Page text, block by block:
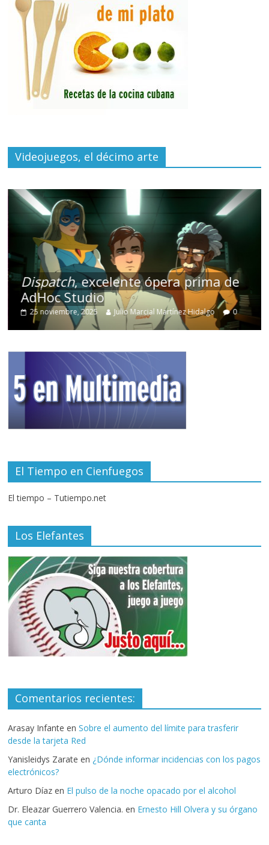
Videojuegos, el décimo arte
Dispatch, excelente ópera prima de
AdHoc Studio
25 noviembre, 2025 Julio Marcial Martínez Hidalgo 0
El Tiempo en Cienfuegos
El tiempo – Tutiempo.net
Los Elefantes
Comentarios recientes:
Arasay Infante enSobre el aumento del límite para trasferir
desde la tarjeta Red
Yanisleidys Zarate en ¿Dónde informar incidencias con los pagos
electrónicos?
Arturo Díaz en El pulso de la noche opacado por el alcohol
Dr. Eleazar Guerrero Valencia. en Ernesto Hill Olvera y su órgano
que canta